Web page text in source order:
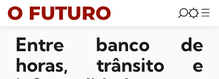
Entre banco de
horas, trânsito e